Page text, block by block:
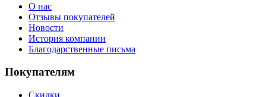
О нас
Отзывы покупателей
Новости
История компании
Благодарственные письма
Покупателям
Скидки